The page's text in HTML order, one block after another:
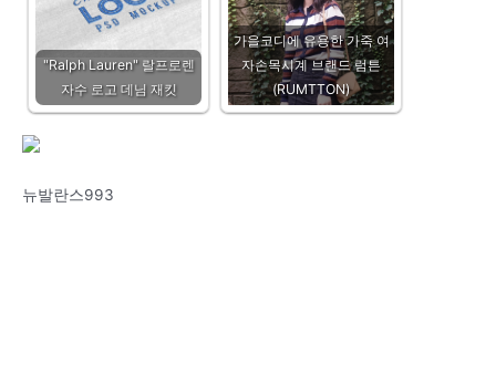
"Ralph Lauren" 랄프로렌
자수 로고 데님 재킷
가을코디에 유용한 가죽 여
자손목시계 브랜드 럼튼
(RUMTTON)
뉴발란스993